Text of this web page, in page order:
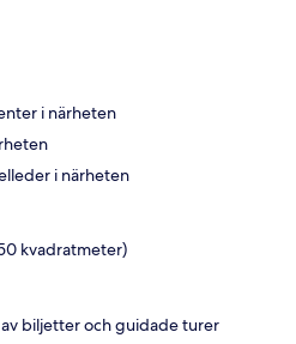
i närheten
i närheten
kvadratmeter)
biljetter och guidade turer